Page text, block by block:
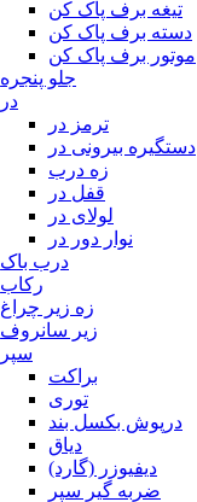
تیغه برف پاک کن
دسته برف پاک کن
موتور برف پاک کن
جلو پنجره
در
ترمز در
دستگیره بیرونی در
زه درب
قفل در
لولای در
نوار دور در
درب باک
رکاب
زه زیر چراغ
زیر سانروف
سپر
براکت
توری
درپوش بکسل بند
دیاق
دیفیوزر (گارد)
ضربه گیر سپر